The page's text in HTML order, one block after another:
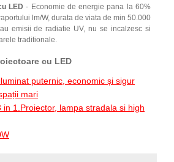
LED - Economie de energie pana la 60%
lm/W, durata de viata de min 50.000
emisii de radiatie UV, nu se incalzesc si
traditionale.
cu LED
puternic, economic și sigur
mari
in 1.Proiector, lampa stradala si high